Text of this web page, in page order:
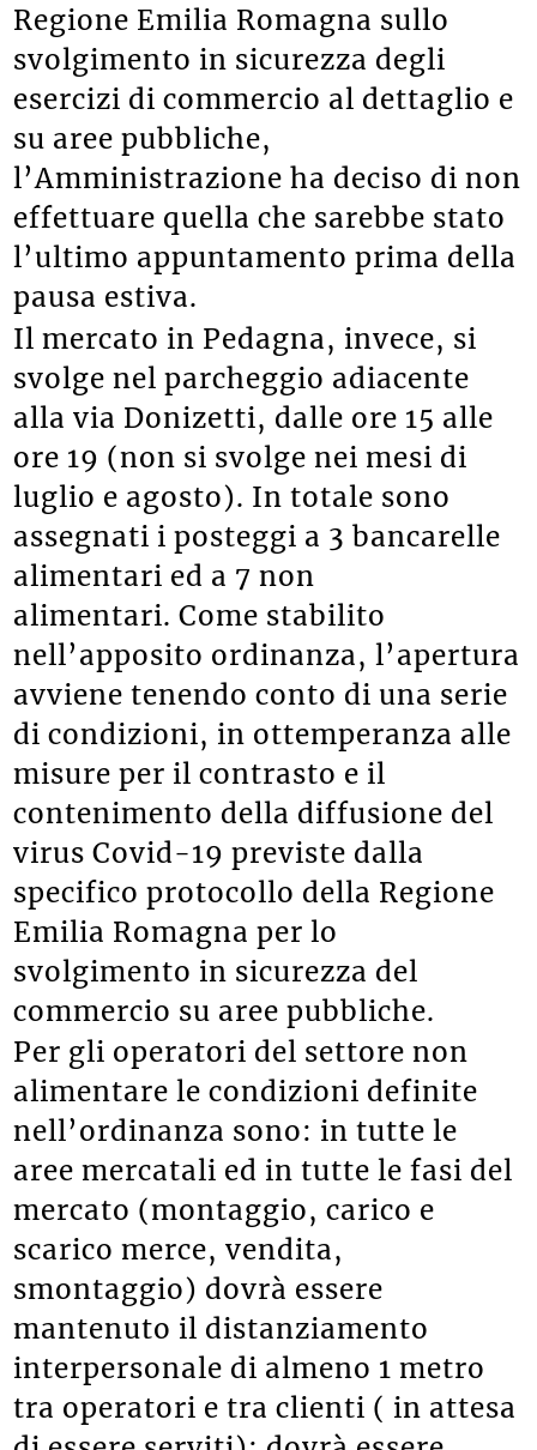
Regione Emilia Romagna sullo
svolgimento in sicurezza degli
esercizi di commercio al dettaglio e
su aree pubbliche,
l’Amministrazione ha deciso di non
effettuare quella che sarebbe stato
l’ultimo appuntamento prima della
pausa estiva.
Il mercato in Pedagna, invece, si
svolge nel parcheggio adiacente
alla via Donizetti, dalle ore 15 alle
ore 19 (non si svolge nei mesi di
luglio e agosto). In totale sono
assegnati i posteggi a 3 bancarelle
alimentari ed a 7 non
alimentari. Come stabilito
nell’apposito ordinanza, l’apertura
avviene tenendo conto di una serie
di condizioni, in ottemperanza alle
misure per il contrasto e il
contenimento della diffusione del
virus Covid-19 previste dalla
specifico protocollo della Regione
Emilia Romagna per lo
svolgimento in sicurezza del
commercio su aree pubbliche.
Per gli operatori del settore non
alimentare le condizioni definite
nell’ordinanza sono: in tutte le
aree mercatali ed in tutte le fasi del
mercato (montaggio, carico e
scarico merce, vendita,
smontaggio) dovrà essere
mantenuto il distanziamento
interpersonale di almeno 1 metro
tra operatori e tra clienti ( in attesa